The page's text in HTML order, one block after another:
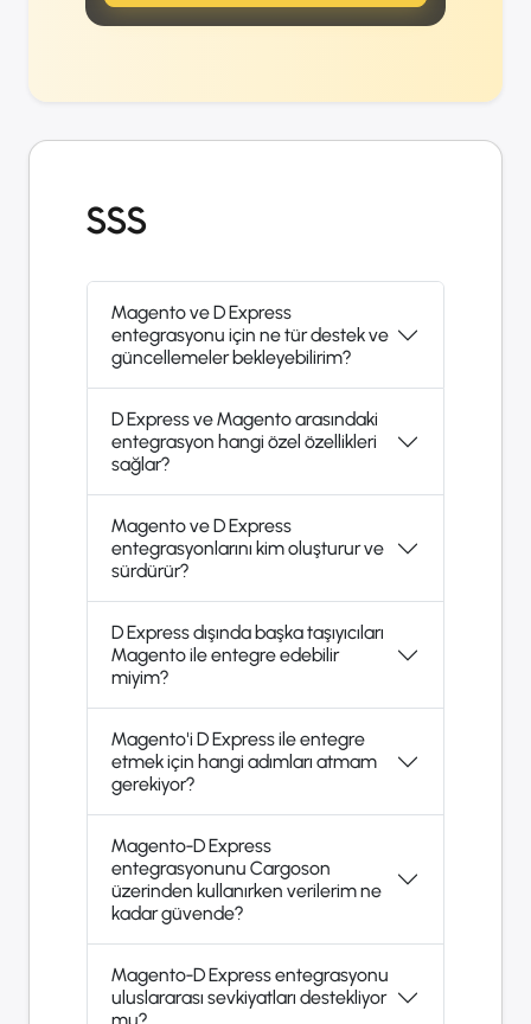
SSS
Magento ve D Express
entegrasyonu için ne tür destek ve
güncellemeler bekleyebilirim?
D Express ve Magento arasındaki
entegrasyon hangi özel özellikleri
sağlar?
Magento ve D Express
entegrasyonlarını kim oluşturur ve
sürdürür?
D Express dışında başka taşıyıcıları
Magento ile entegre edebilir
miyim?
Magento'i D Express ile entegre
etmek için hangi adımları atmam
gerekiyor?
Magento-D Express
entegrasyonunu Cargoson
üzerinden kullanırken verilerim ne
kadar güvende?
Magento-D Express entegrasyonu
uluslararası sevkiyatları destekliyor